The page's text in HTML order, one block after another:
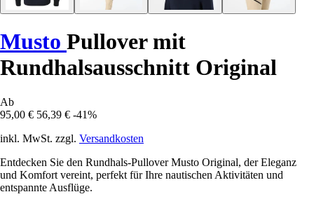
Musto Pullover mit
Rundhalsausschnitt Original
Ab
95,00 € 56,39 € -41%
inkl. MwSt. zzgl. Versandkosten
Entdecken Sie den Rundhals-Pullover Musto Original, der Eleganz
und Komfort vereint, perfekt für Ihre nautischen Aktivitäten und
entspannte Ausflüge.